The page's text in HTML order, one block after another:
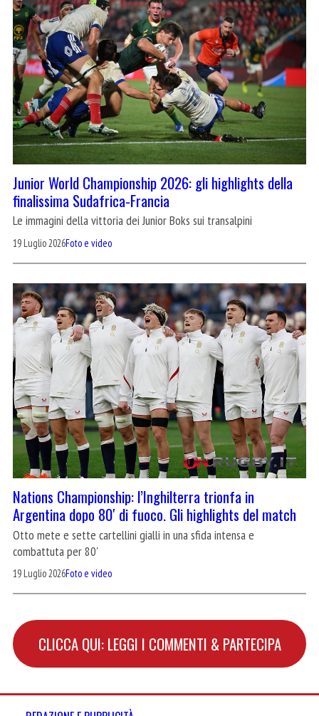
Junior World Championship 2026: gli highlights della
finalissima Sudafrica-Francia
Le immagini della vittoria dei Junior Boks sui transalpini
19 Luglio 2026Foto e video
Nations Championship: l’Inghilterra trionfa in
Argentina dopo 80′ di fuoco. Gli highlights del match
Otto mete e sette cartellini gialli in una sfida intensa e
combattuta per 80'
19 Luglio 2026Foto e video
CLICCA QUI: LEGGI I COMMENTI & PARTECIPA